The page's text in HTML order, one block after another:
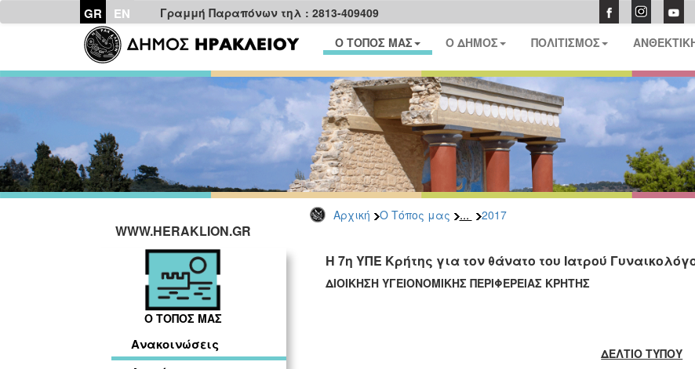
GR EN Γραμμή Παραπόνων τηλ : 2813-409409
Ο ΤΟΠΟΣ ΜΑΣ Ο ΔΗΜΟΣ ΠΟΛΙΤΙΣΜΟΣ
Αρχική Ο Τόπος μας ... 2017
WWW.HERAKLION.GR
Ο ΤΟΠΟΣ ΜΑΣ
Ανακοινώσεις
Η 7η ΥΠΕ Κρήτης για τον θάνατο του Ιατρού
ΔΙΟΙΚΗΣΗ ΥΓΕΙΟΝΟΜΙΚΗΣ ΠΕΡΙΦΕΡΕΙΑΣ ΚΡΗΤΗΣ
ΔΕΛΤΙΟ ΤΥΠΟΥ